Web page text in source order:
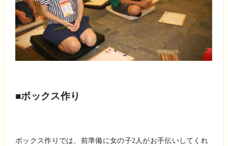
■ボックス作り
ボックス作りでは、前準備に女の子2人がお手伝いしてくれ